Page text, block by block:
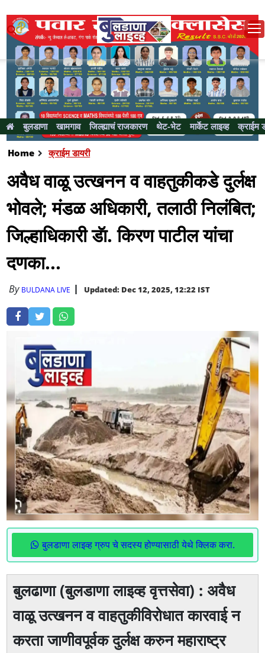
बुलडाणा खामगाव जिल्ह्याचं राजकारण थेट-भेट मार्केट लाइव्ह क्राईम
Home क्राईम डायरी
अवैध वाळू उत्खनन व वाहतुकीकडे दुर्लक्ष
भोवले; मंडळ अधिकारी, तलाठी निलंबित;
जिल्हाधिकारी डॅा. किरण पाटील यांचा
दणका...
By BULDANA LIVE Updated: Dec 12, 2025, 12:22 IST
बुलडाणा लाइव्ह ग्रुप चे सदस्य होण्यासाठी येथे क्लिक करा.
बुलढाणा (बुलडाणा लाइव्ह वृत्तसेवा) : अवैध
वाळू उत्खनन व वाहतुकीविरोधात कारवाई न
करता जाणीवपूर्वक दुर्लक्ष करुन महाराष्ट्र